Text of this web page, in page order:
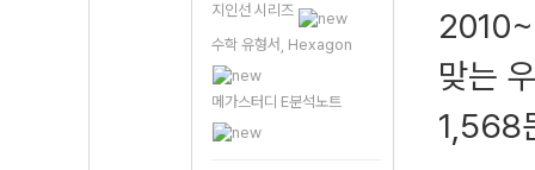
지인선 시리즈
수학 유형서, Hexagon
메가스터디 E분석노트
맞는
1,568